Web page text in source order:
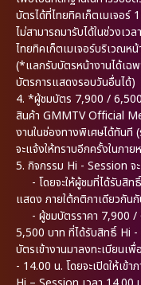
บัตรได้ที่ไทยทิคเก็ตเมเจอร์
ไม่สามารถมารับได้ในช่วงเ
ไทยทิคเก็ตเมเจอร์บริเวณห
(*แลกรับบัตรหน้างานได้เฉพ
บัตรการแสดงรอบวันอื่นได้)
4. *ผู้ชมบัตร 7,900 /
สินค้า GMMTV Official
งานในช่องทางพิเศษได้ทันที
จะแจ้งให้ทราบอีกครั้งในภาย
5. กิจกรรม Hi - Session จ
- โดยจะให้ผู้ชมที่ได้รับสิท
แสดง ภายใต้กติกาเดียวกัน
- ผู้ชมบัตรราคา 7,900 /
5,500 บาท ที่ได้รับสิทธิ์ Hi -
บัตรเข้างานมาลงทะเบียนเ
- 14.00 น. โดยจะเปิดให้เข้